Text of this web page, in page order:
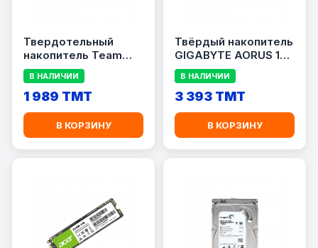
Твердотельный
накопитель Team
Group T-FORCE G50
(512 GB)
В НАЛИЧИИ
1 989 TMT
В КОРЗИНУ
Твёрдый накопитель
GIGABYTE AORUS 1TB
SSD GEN4 7000E
В НАЛИЧИИ
3 393 TMT
В КОРЗИНУ